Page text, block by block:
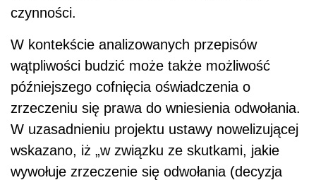
czynności.
W kontekście analizowanych przepisów
wątpliwości budzić może także możliwość
późniejszego cofnięcia oświadczenia o
zrzeczeniu się prawa do wniesienia odwołania.
W uzasadnieniu projektu ustawy nowelizującej
wskazano, iż „w związku ze skutkami, jakie
wywołuje zrzeczenie się odwołania (decyzja